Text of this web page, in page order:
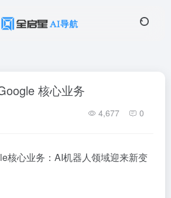
核心业务
4,677 0
核心业务：AI机器人领域迎来新变